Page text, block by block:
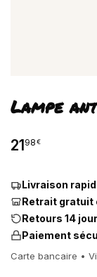
Lampe
21 98€
Livraison
Retrait gratuit
Retours 14
Paiement
Carte bancaire •